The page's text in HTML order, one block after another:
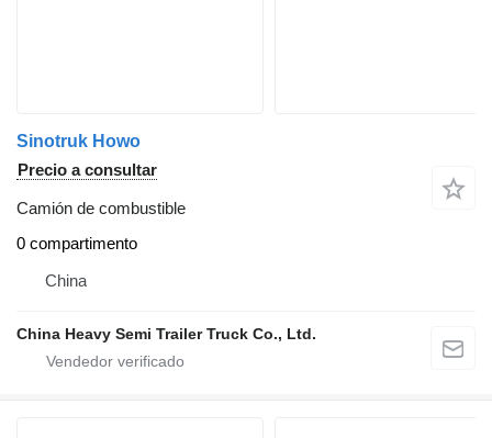
Sinotruk Howo
Precio a consultar
Camión de combustible
0 compartimento
China
China Heavy Semi Trailer Truck Co., Ltd.